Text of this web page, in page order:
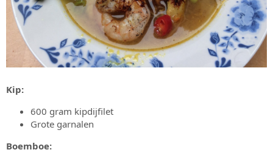
Kip:
600 gram kipdijfilet
Grote garnalen
Boemboe: